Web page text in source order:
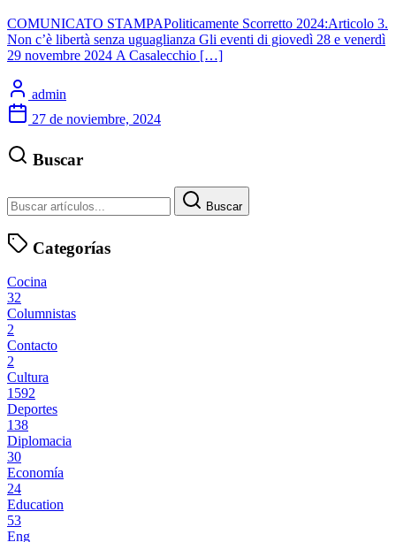
COMUNICATO STAMPAPoliticamente Scorretto 2024:Articolo 3.
Non c’è libertà senza uguaglianza Gli eventi di giovedì 28 e venerdì
29 novembre 2024 A Casalecchio […]
admin
27 de noviembre, 2024
Buscar
Buscar
Categorías
Cocina
32
Columnistas
2
Contacto
2
Cultura
1592
Deportes
138
Diplomacia
30
Economía
24
Education
53
Eng